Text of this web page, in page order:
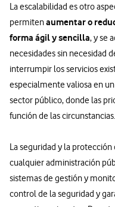
La escalabilidad es otro
permitenaumentar o
forma ágil y sencilla, y se
necesidades sin necesidad
interrumpir los servicios
especialmente valiosa en
sector público, donde las
función de las circunstancias.
La seguridad y la
cualquier administración
sistemas de gestión y
control de la seguridad y